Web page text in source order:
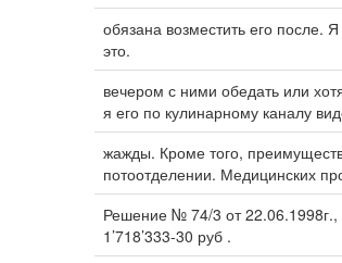
обязана возместить его после.
это.
вечером с ними обедать или
я его по кулинарному каналу
жажды. Кроме того,
потоотделении. Медицинских
Решение № 74/3 от
1’718’333-30 руб .